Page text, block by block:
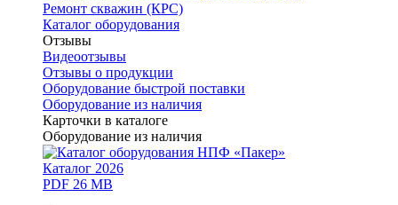
Ремонт скважин (КРС)
Каталог оборудования
Отзывы
Видеоотзывы
Отзывы о продукции
Оборудование быстрой поставки
Оборудование из наличия
Карточки в каталоге
Оборудование из наличия
Каталог 2026
PDF 26 MB